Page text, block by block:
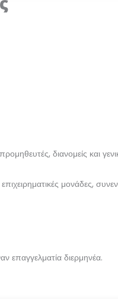
διανομείς και
μονάδες,
επαγγελματία διερμηνέα.